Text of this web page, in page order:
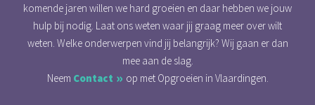
komende jaren willen we hard groeien en daar hebben we jouw
hulp bij nodig. Laat ons weten waar jij graag meer over wilt
weten. Welke onderwerpen vind jij belangrijk? Wij gaan er dan
mee aan de slag.
Neem Contact op met Opgroeien in Vlaardingen.